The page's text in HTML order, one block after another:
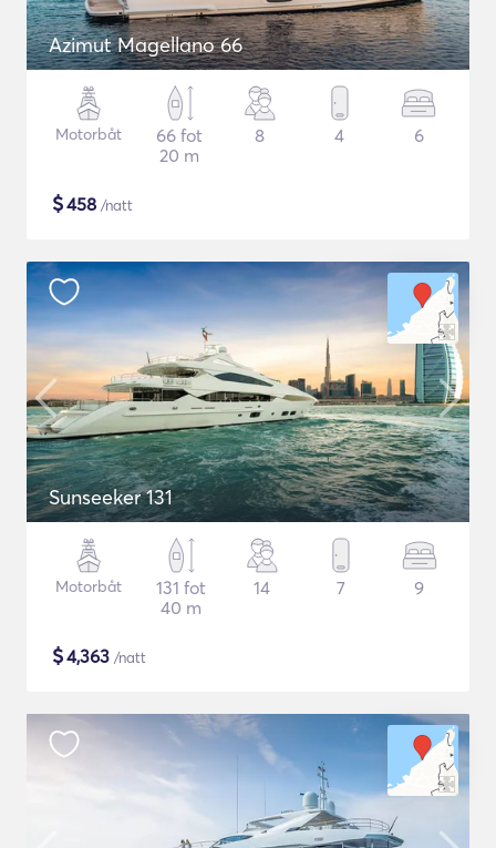
Azimut Magellano 66
Motorbåt
66 fot
20 m
8 4 6
$458 /natt
Sunseeker 131
Motorbåt
131 fot
40 m
14 7 9
$4,363 /natt